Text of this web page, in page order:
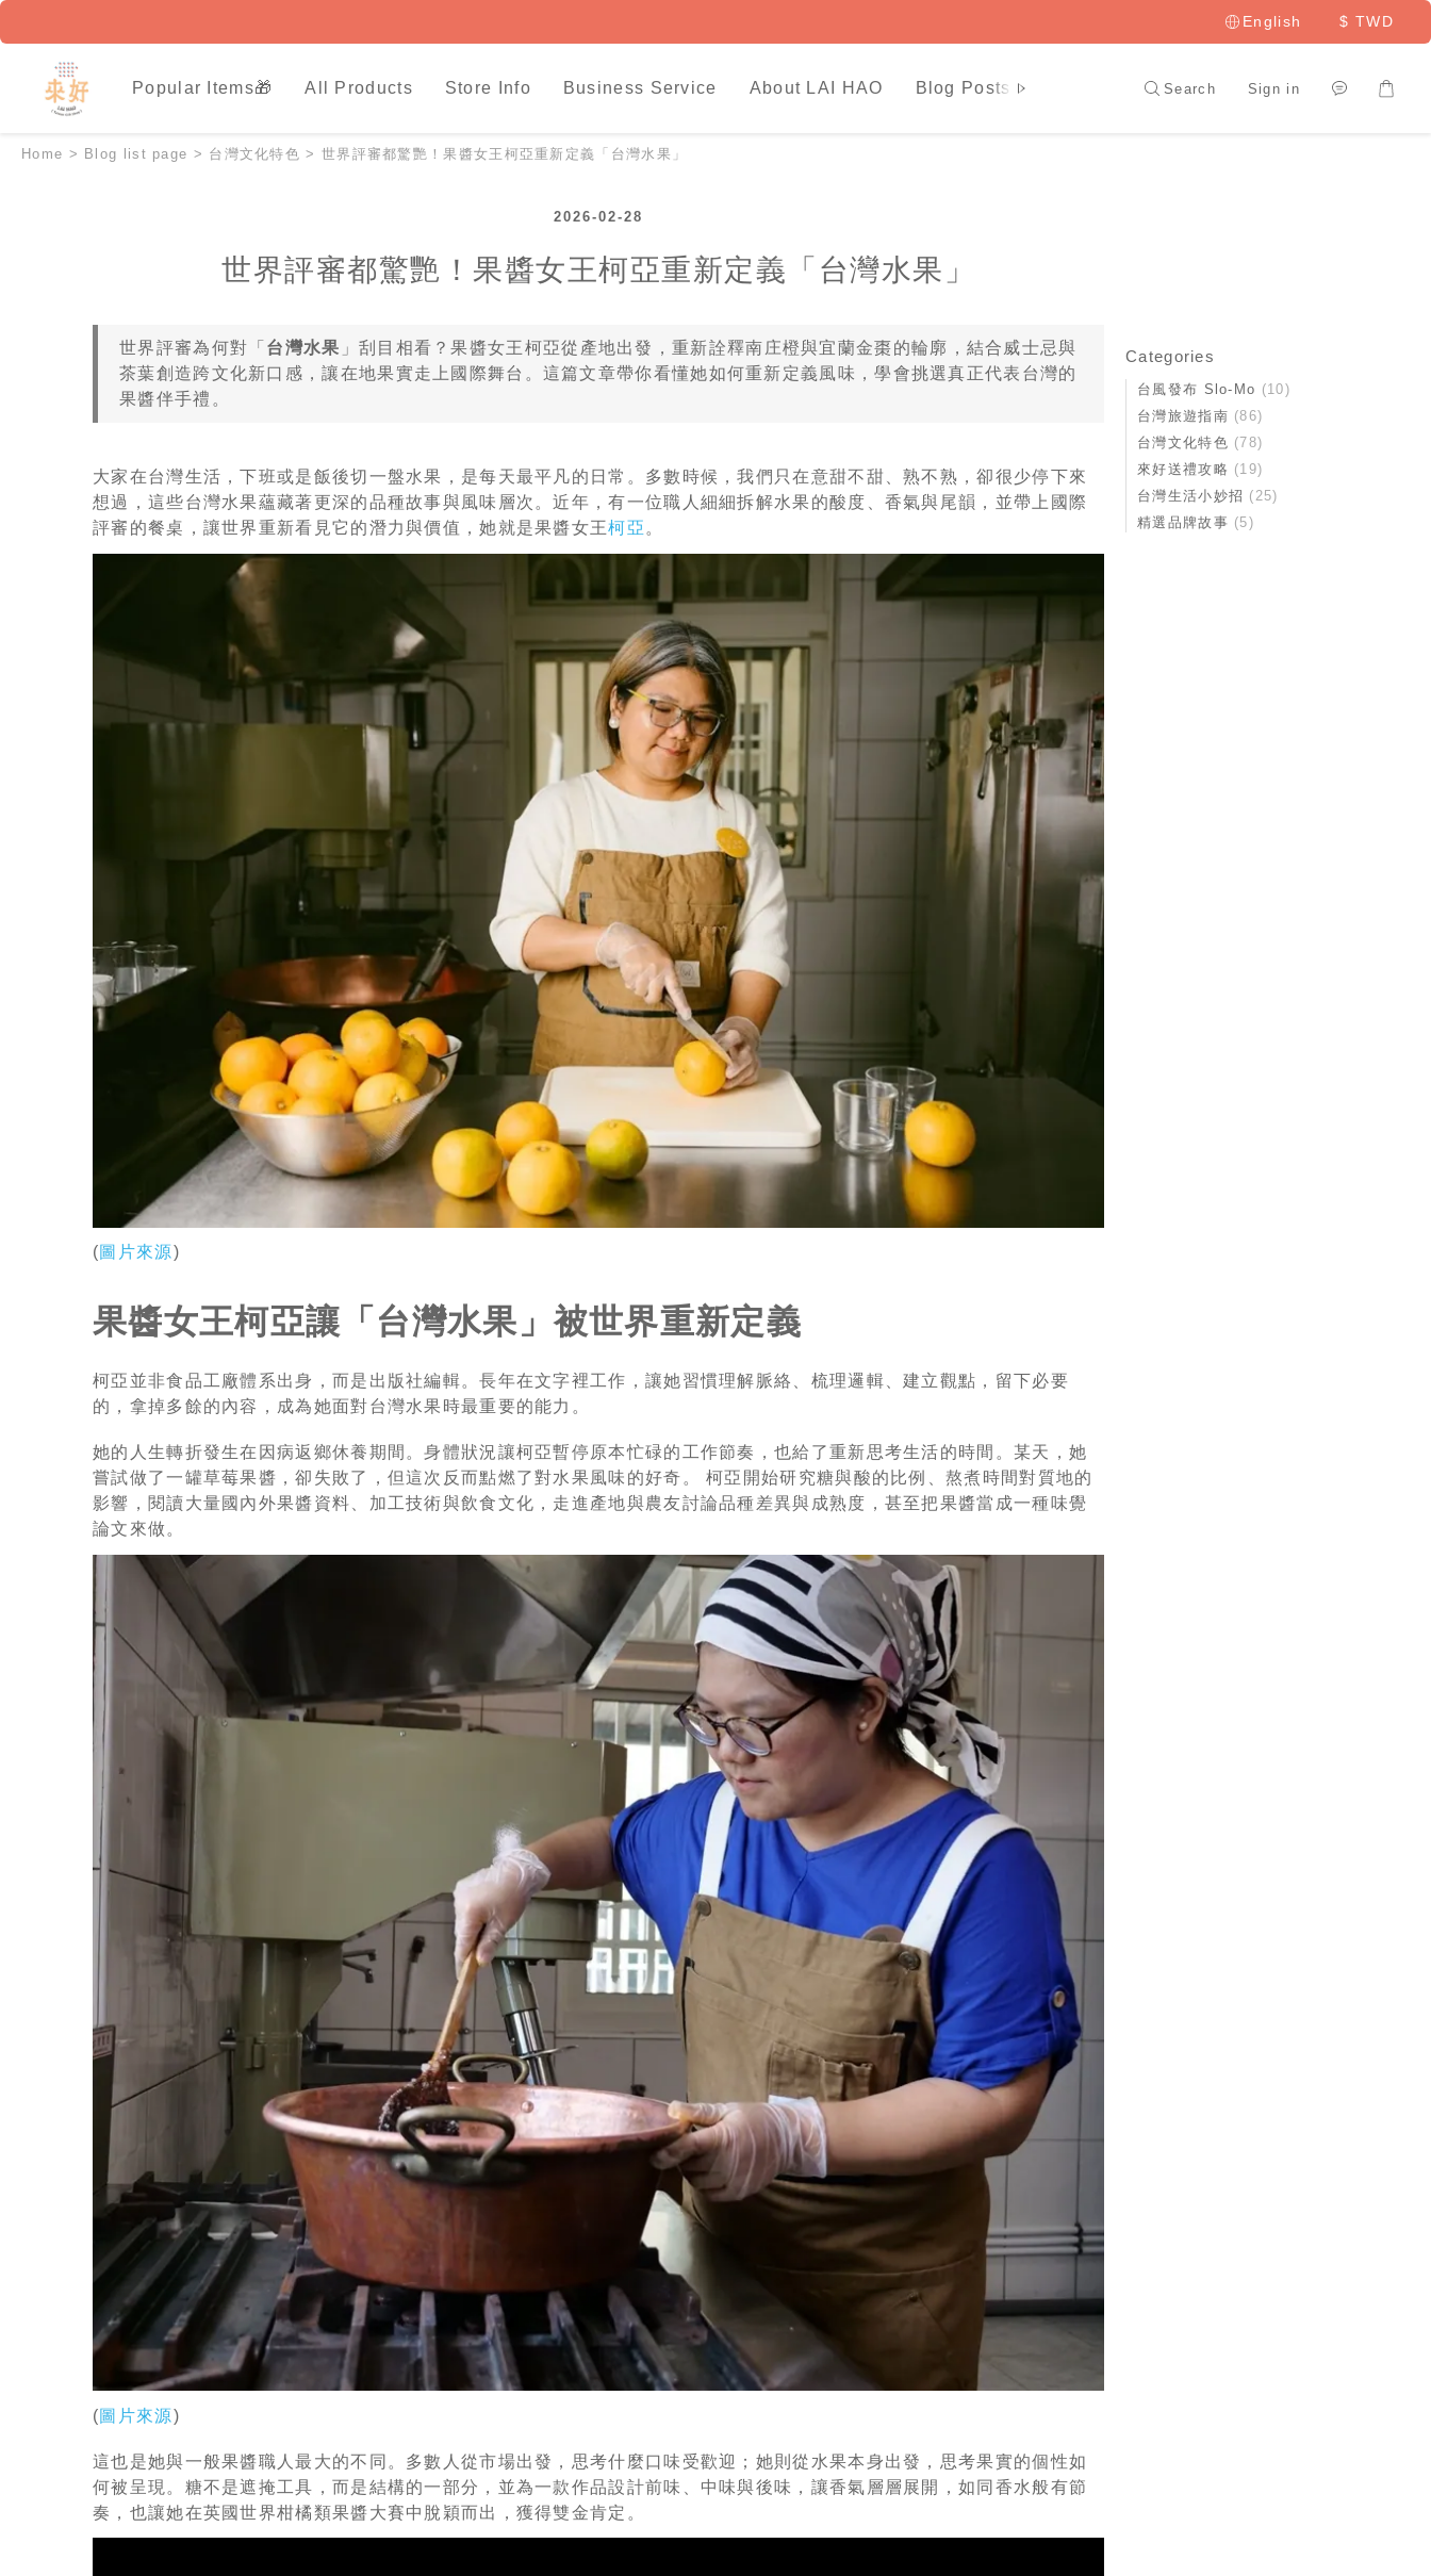
English $ TWD
Popular Items🎁 All Products Store Info Business Service About LAI HAO Blog Posts LAI HAO Member
Search Sign in
Home > Blog list page > 台灣文化特色 > 世界評審都驚艷！果醬女王柯亞重新定義「台灣水果」
2026-02-28
世界評審都驚艷！果醬女王柯亞重新定義「台灣水果」
世界評審為何對「 台灣水果 」刮目相看？果醬女王柯亞從產地出發，重新詮釋南庄橙與宜蘭金棗的輪廓，結合威士忌與
茶葉創造跨文化新口感，讓在地果實走上國際舞台。這篇文章帶你看懂她如何重新定義風味，學會挑選真正代表台灣的
果醬伴手禮。
大家在台灣生活，下班或是飯後切一盤水果，是每天最平凡的日常。多數時候，我們只在意甜不甜、熟不熟，卻很少停下來
想過，這些台灣水果蘊藏著更深的品種故事與風味層次。近年，有一位職人細細拆解水果的酸度、香氣與尾韻，並帶上國際
評審的餐桌，讓世界重新看見它的潛力與價值，她就是果醬女王柯亞 。
(圖片來源)
果醬女王柯亞讓「台灣水果」被世界重新定義
柯亞並非食品工廠體系出身，而是出版社編輯。長年在文字裡工作，讓她習慣理解脈絡、梳理邏輯、建立觀點，留下必要
的，拿掉多餘的內容，成為她面對台灣水果時最重要的能力。
她的人生轉折發生在因病返鄉休養期間。身體狀況讓柯亞暫停原本忙碌的工作節奏，也給了重新思考生活的時間。某天，她
嘗試做了一罐草莓果醬，卻失敗了，但這次反而點燃了對水果風味的好奇。 柯亞開始研究糖與酸的比例、熬煮時間對質地的
影響，閱讀大量國內外果醬資料、加工技術與飲食文化，走進產地與農友討論品種差異與成熟度，甚至把果醬當成一種味覺
論文來做。
(圖片來源)
這也是她與一般果醬職人最大的不同。多數人從市場出發，思考什麼口味受歡迎；她則從水果本身出發，思考果實的個性如
何被呈現。糖不是遮掩工具，而是結構的一部分，並為一款作品設計前味、中味與後味，讓香氣層層展開，如同香水般有節
奏，也讓她在英國世界柑橘類果醬大賽中脫穎而出，獲得雙金肯定。
Categories
台風發布 Slo-Mo (10)
台灣旅遊指南 (86)
台灣文化特色 (78)
來好送禮攻略 (19)
台灣生活小妙招 (25)
精選品牌故事 (5)